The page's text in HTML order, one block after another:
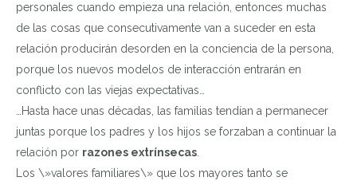
personales cuando empieza una relación, entonces muchas
de las cosas que consecutivamente van a suceder en esta
relación producirán desorden en la conciencia de la persona,
porque los nuevos modelos de interacción entrarán en
conflicto con las viejas expectativas…
…Hasta hace unas décadas, las familias tendían a permanecer
juntas porque los padres y los hijos se forzaban a continuar la
relación por razones extrínsecas.
Los \»valores familiares\» que los mayores tanto se